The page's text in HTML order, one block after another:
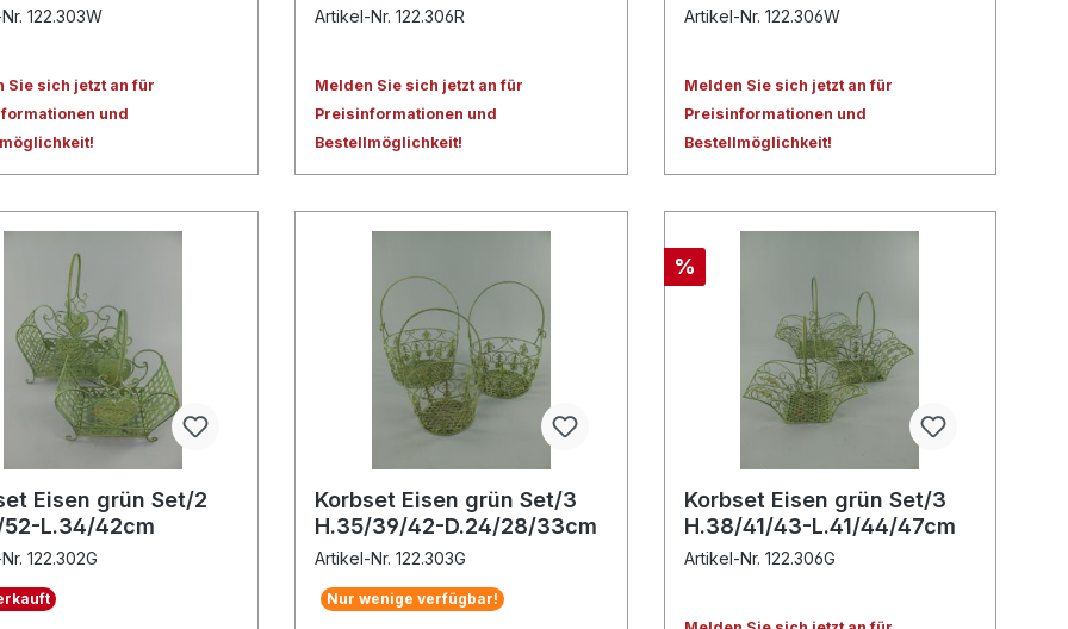
122.303W
Sie sich jetzt an für
und
Artikel-Nr. 122.306R
Melden Sie sich jetzt an für
Preisinformationen und
Bestellmöglichkeit!
Artikel-Nr. 122.306W
Melden Sie sich jetzt an für
Preisinformationen und
Bestellmöglichkeit!
Eisen grün Set/2
52-L.34/42cm
122.302G
Korbset Eisen grün Set/3
H.35/39/42-D.24/28/33cm
Artikel-Nr. 122.303G
Nur wenige verfügbar!
%
Korbset Eisen grün Set/3
H.38/41/43-L.41/44/47cm
Artikel-Nr. 122.306G